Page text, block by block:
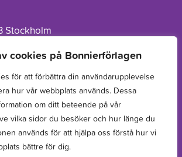
cookies på Bonnierförlagen
för att förbättra din användarupplevelse
hur vår webbplats används. Dessa
om ditt beteende på vår
vilka sidor du besöker och hur länge du
används för att hjälpa oss förstå hur vi
bättre för dig.
Stockholm
Om Bonnierförlagen
Cookies
Integritetspolicy